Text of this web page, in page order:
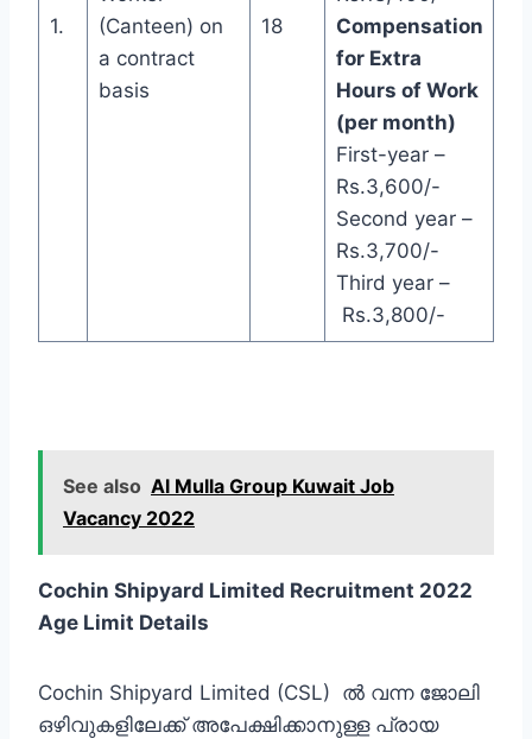
1.
(Canteen) on
a contract
basis
18
Compensation
for Extra
Hours of Work
(per month)
First-year –
Rs.3,600/-
Second year –
Rs.3,700/-
Third year –
Rs.3,800/-
See also Al Mulla Group Kuwait Job
Vacancy 2022
Cochin Shipyard Limited Recruitment 2022
Age Limit Details
Cochin Shipyard Limited (CSL) ല്‍ വന്ന ജോലി
ഒഴിവുകളിലേക്ക് അപേക്ഷിക്കാനുള്ള പ്രായ